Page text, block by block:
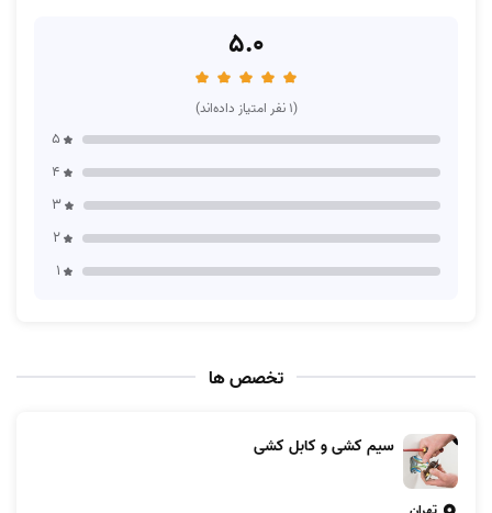
5.0
(1 نفر امتیاز داده‌اند)
5
4
3
2
1
تخصص ها
سیم کشی و کابل کشی